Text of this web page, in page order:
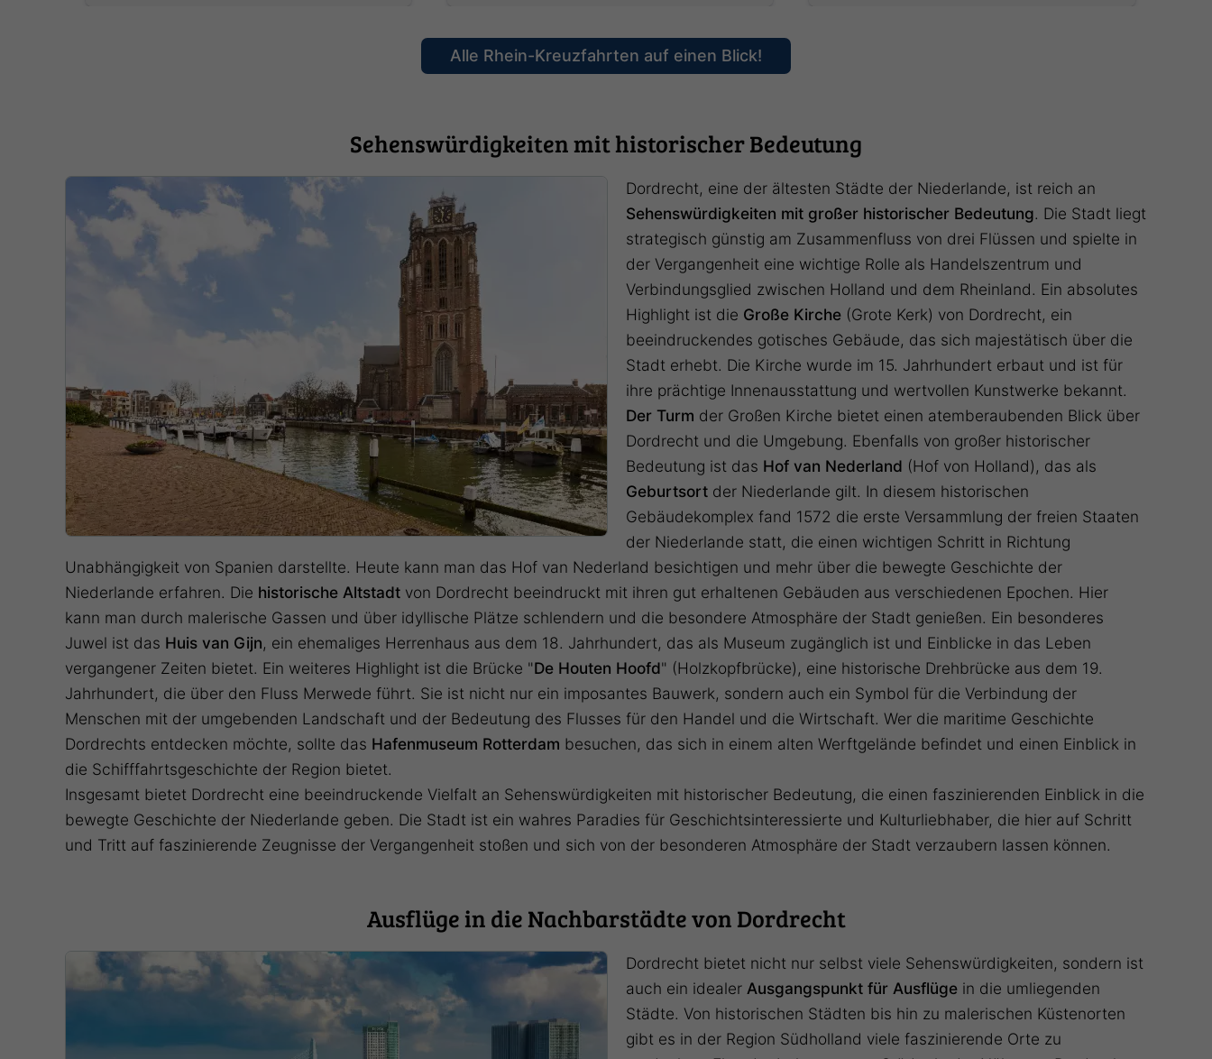
Alle Rhein-Kreuzfahrten auf einen Blick!
Sehenswürdigkeiten mit historischer Bedeutung
Dordrecht, eine der ältesten Städte der Niederlande, ist reich an
Sehenswürdigkeiten mit großer historischer Bedeutung. Die Stadt liegt
strategisch günstig am Zusammenfluss von drei Flüssen und spielte in
der Vergangenheit eine wichtige Rolle als Handelszentrum und
Verbindungsglied zwischen Holland und dem Rheinland. Ein absolutes
Highlight ist die Große Kirche (Grote Kerk) von Dordrecht, ein
beeindruckendes gotisches Gebäude, das sich majestätisch über die
Stadt erhebt. Die Kirche wurde im 15. Jahrhundert erbaut und ist für
ihre prächtige Innenausstattung und wertvollen Kunstwerke bekannt.
Der Turm der Großen Kirche bietet einen atemberaubenden Blick über
Dordrecht und die Umgebung. Ebenfalls von großer historischer
Bedeutung ist das Hof van Nederland (Hof von Holland), das als
Geburtsort der Niederlande gilt. In diesem historischen
Gebäudekomplex fand 1572 die erste Versammlung der freien Staaten
der Niederlande statt, die einen wichtigen Schritt in Richtung
Unabhängigkeit von Spanien darstellte. Heute kann man das Hof van Nederland besichtigen und mehr über die bewegte Geschichte der
Niederlande erfahren. Die historische Altstadt von Dordrecht beeindruckt mit ihren gut erhaltenen Gebäuden aus verschiedenen Epochen. Hier
kann man durch malerische Gassen und über idyllische Plätze schlendern und die besondere Atmosphäre der Stadt genießen. Ein besonderes
Juwel ist das Huis van Gijn, ein ehemaliges Herrenhaus aus dem 18. Jahrhundert, das als Museum zugänglich ist und Einblicke in das Leben
vergangener Zeiten bietet. Ein weiteres Highlight ist die Brücke "De Houten Hoofd" (Holzkopfbrücke), eine historische Drehbrücke aus dem 19.
Jahrhundert, die über den Fluss Merwede führt. Sie ist nicht nur ein imposantes Bauwerk, sondern auch ein Symbol für die Verbindung der
Menschen mit der umgebenden Landschaft und der Bedeutung des Flusses für den Handel und die Wirtschaft. Wer die maritime Geschichte
Dordrechts entdecken möchte, sollte das Hafenmuseum Rotterdam besuchen, das sich in einem alten Werftgelände befindet und einen Einblick in
die Schifffahrtsgeschichte der Region bietet.
Insgesamt bietet Dordrecht eine beeindruckende Vielfalt an Sehenswürdigkeiten mit historischer Bedeutung, die einen faszinierenden Einblick in die
bewegte Geschichte der Niederlande geben. Die Stadt ist ein wahres Paradies für Geschichtsinteressierte und Kulturliebhaber, die hier auf Schritt
und Tritt auf faszinierende Zeugnisse der Vergangenheit stoßen und sich von der besonderen Atmosphäre der Stadt verzaubern lassen können.
Ausflüge in die Nachbarstädte von Dordrecht
Dordrecht bietet nicht nur selbst viele Sehenswürdigkeiten, sondern ist
auch ein idealer Ausgangspunkt für Ausflüge in die umliegenden
Städte. Von historischen Städten bis hin zu malerischen Küstenorten
gibt es in der Region Südholland viele faszinierende Orte zu